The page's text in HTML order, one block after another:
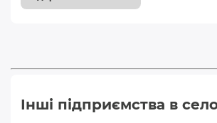
Інші підприємства в